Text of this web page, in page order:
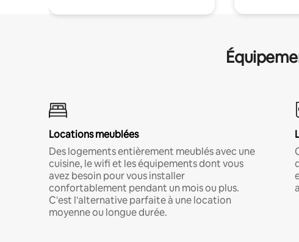
Locations meublées
Des logements entièrement meublés avec une
cuisine, le wifi et les équipements dont vous
avez besoin pour vous installer
confortablement pendant un mois ou plus.
C'est l'alternative parfaite à une location
moyenne ou longue durée.